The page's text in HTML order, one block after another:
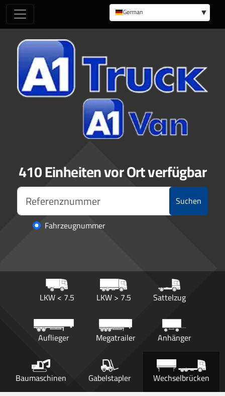
410 Einheiten vor Ort verfügbar
Suchen
Fahrzeugnummer
LKW < 7.5 LKW > 7.5 Sattelzug
Auflieger Megatrailer Anhänger
Baumaschinen Gabelstapler Wechselbrücken
German
English